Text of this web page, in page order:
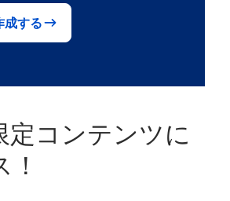
成する
定コンテンツに